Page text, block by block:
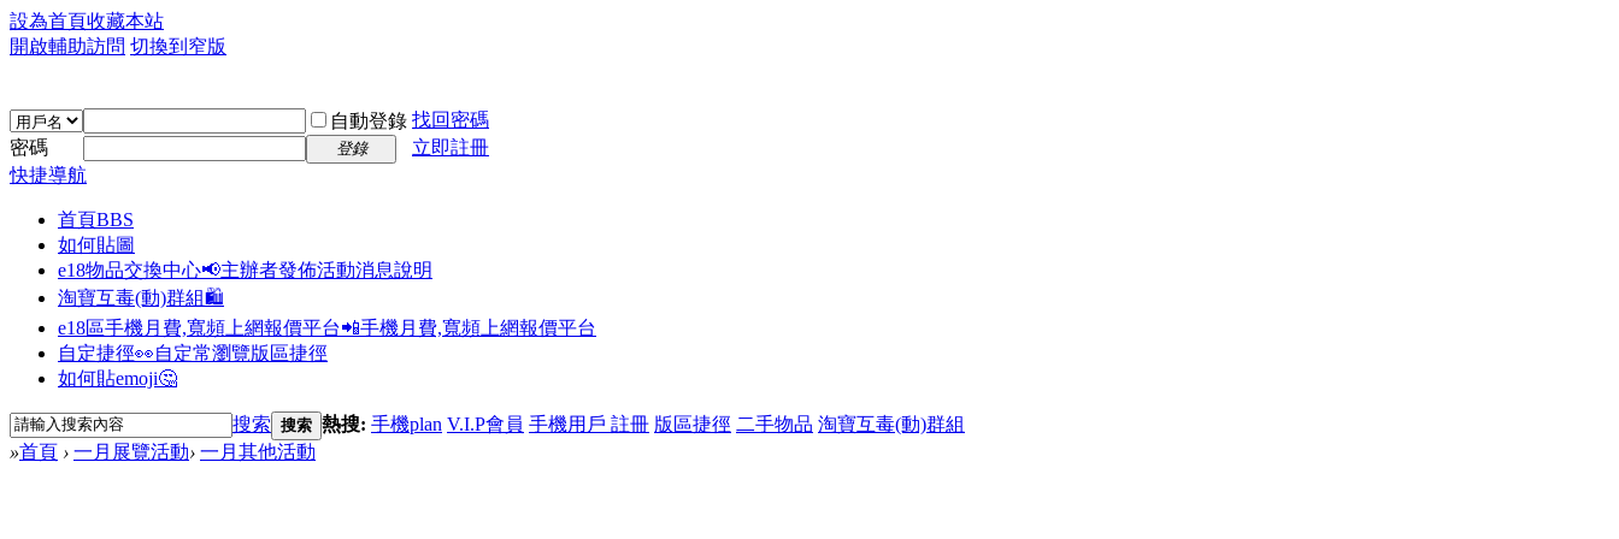
設為首頁收藏本站
開啟輔助訪問 切換到窄版
自動登錄 找回密碼
密碼
登錄
立即註冊
快捷導航
首頁BBS
如何貼圖
e18物品交換中心📢主辦者發佈活動消息說明
淘寶互毒(動)群組🛍️
e18區手機月費,寬頻上網報價平台📲手機月費,寬頻上網報價平台
自定捷徑👀自定常瀏覽版區捷徑
如何貼emoji🤔
搜索 搜索 熱搜: 手機plan V.I.P會員 手機用戶 註冊 版區捷徑 二手物品 淘寶互毒(動)群組
»首頁 › 一月展覽活動› 一月其他活動